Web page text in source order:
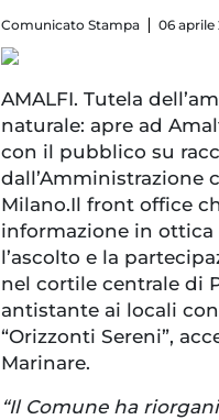
Comunicato Stampa 06 aprile
AMALFI. Tutela
naturale: apre ad
con il pubblico su
dall’Amministrazione
Milano.Il front office
informazione in ottica
l’ascolto e la
nel cortile centrale di
antistante ai locali
“Orizzonti Sereni”,
Marinare.
“Il Comune ha